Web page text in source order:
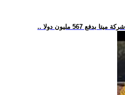
567 مليون دولا